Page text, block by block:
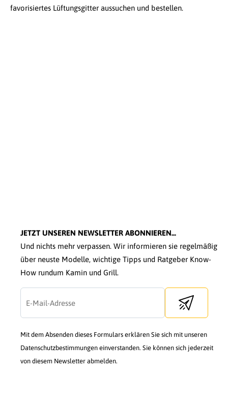
favorisiertes Lüftungsgitter aussuchen und bestellen.
JETZT UNSEREN NEWSLETTER ABONNIEREN...
Und nichts mehr verpassen. Wir informieren sie regelmäßig
über neuste Modelle, wichtige Tipps und Ratgeber Know-
How rundum Kamin und Grill.
Send
Mit dem Absenden dieses Formulars erklären Sie sich mit unseren
Datenschutzbestimmungen einverstanden. Sie können sich jederzeit
von diesem Newsletter abmelden.